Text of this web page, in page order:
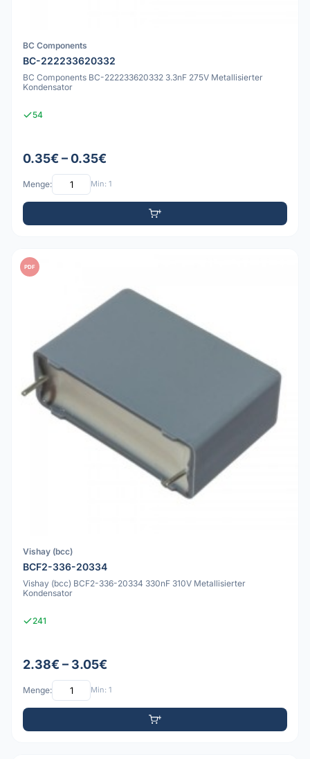
BC Components
BC-222233620332
BC Components BC-222233620332 3.3nF 275V Metallisierter
Kondensator
54
0.35€ – 0.35€
Menge: Min: 1
PDF
Vishay (bcc)
BCF2-336-20334
Vishay (bcc) BCF2-336-20334 330nF 310V Metallisierter
Kondensator
241
2.38€ – 3.05€
Menge: Min: 1